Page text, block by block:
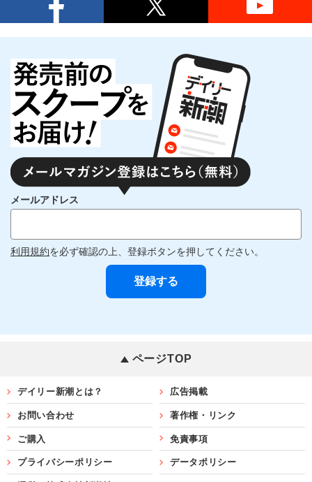
メールアドレス
利用規約を必ず確認の上、登録ボタンを押してください。
ページTOP
デイリー新潮とは？ 広告掲載
お問い合わせ 著作権・リンク
ご購入 免責事項
プライバシーポリシー データポリシー